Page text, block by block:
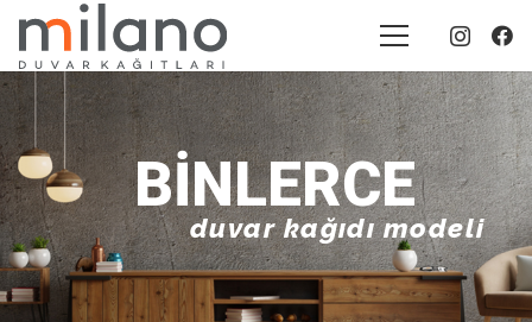
BINLERCE
duvar kağıdı modeli